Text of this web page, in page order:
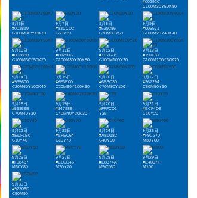
#00292C
C100M30Y50K80
9月6日
#003819
C100M30Y90K70
9月7日
#83CCD2
C50Y20
9月8日
#539286
C70M30Y50
9月9日
#006571
C100M20Y40K40
9月10日
#00383B
C100M30Y50K70
9月11日
#00290C
C100M30Y90K80
9月12日
#1E2678
C100M100Y20
9月13日
#191F61
C100M100Y30K20
9月14日
#935600
C20M60Y100K40
9月15日
#6F3E00
C20M60Y100K60
9月16日
#6B3C30
C70M90Y100
9月17日
#367294
C80M50Y30
9月18日
#56859E
C70M40Y30
9月19日
#84798B
C40M40Y20K30
9月20日
#FFFCD1
Y25
9月21日
#ECF4D9
C10Y20
9月22日
#EDF1B0
C10Y40
9月23日
#EFEC64
C10Y70
9月24日
#A8D182
C40Y60
9月25日
#F9C270
M30Y60
9月26日
#F08437
M60Y80
9月27日
#ED6D46
M70Y70
9月28日
#E8374A
M90Y60
9月29日
#E4007F
M100
9月30日
#92308D
C50M90